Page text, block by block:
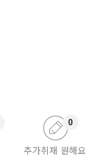
추가취재 원해요
0